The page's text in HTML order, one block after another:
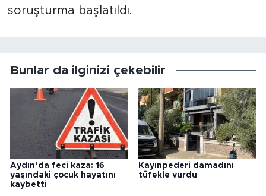
soruşturma başlatıldı.
Bunlar da ilginizi çekebilir
Aydın’da feci kaza: 16
yaşındaki çocuk hayatını
kaybetti
Kayınpederi damadını
tüfekle vurdu